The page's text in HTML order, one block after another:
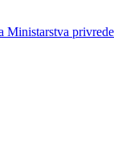
privrede